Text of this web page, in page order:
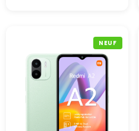
NEUF